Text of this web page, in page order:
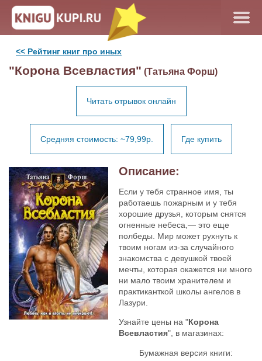
<< Рейтинг книг про иных
"Корона Всевластия" (Татьяна Форш)
Читать отрывок онлайн
Средняя стоимость: ~79,99р. Где купить
Описание:
Если у тебя странное имя, ты
работаешь пожарным и у тебя
хорошие друзья, которым снятся
огненные небеса,— это еще
полбеды. Мир может рухнуть к
твоим ногам из-за случайного
знакомства с девушкой твоей
мечты, которая окажется ни много
ни мало твоим хранителем и
практиканткой школы ангелов в
Лазури.
Узнайте цены на "Корона
Всевластия", в магазинах:
Бумажная версия книги: